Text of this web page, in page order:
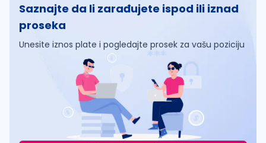
Saznajte da li zarađujete ispod ili iznad
proseka
Unesite iznos plate i pogledajte prosek za vašu poziciju